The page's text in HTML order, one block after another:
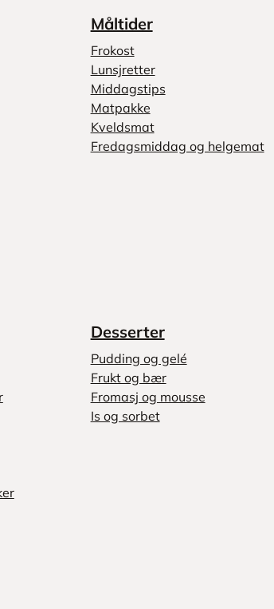
Måltider
Frokost
Lunsjretter
Middagstips
Matpakke
Kveldsmat
Fredagsmiddag og helgemat
Desserter
Pudding og gelé
Frukt og bær
Fromasj og mousse
Is og sorbet